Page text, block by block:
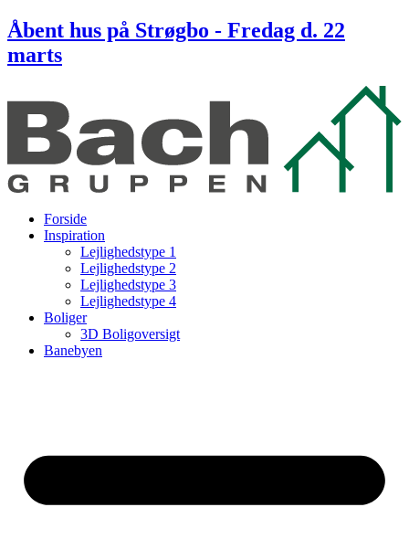
Skip
to
content
Åbent hus på Strøgbo - Fredag d. 22
marts
Forside
Inspiration
Lejlighedstype 1
Lejlighedstype 2
Lejlighedstype 3
Lejlighedstype 4
Boliger
3D Boligoversigt
Banebyen